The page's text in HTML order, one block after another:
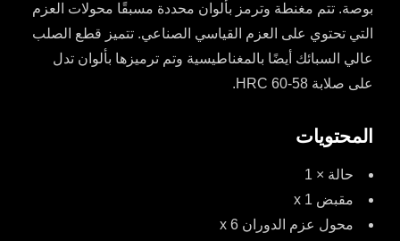
بوصة. تتم مغنطة وترمز بألوان محددة مسبقًا محولات العزم
التي تحتوي على العزم القياسي الصناعي. تتميز قطع الصلب
عالي السبائك أيضًا بالمغناطيسية وتم ترميزها بألوان تدل
على صلابة 58-60 HRC.
المحتويات
حالة × 1
مقبض x 1
محول عزم الدوران x 6